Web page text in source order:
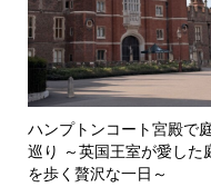
ハンプトンコート宮殿で
巡り ～英国王室が愛した
を歩く贅沢な一日～